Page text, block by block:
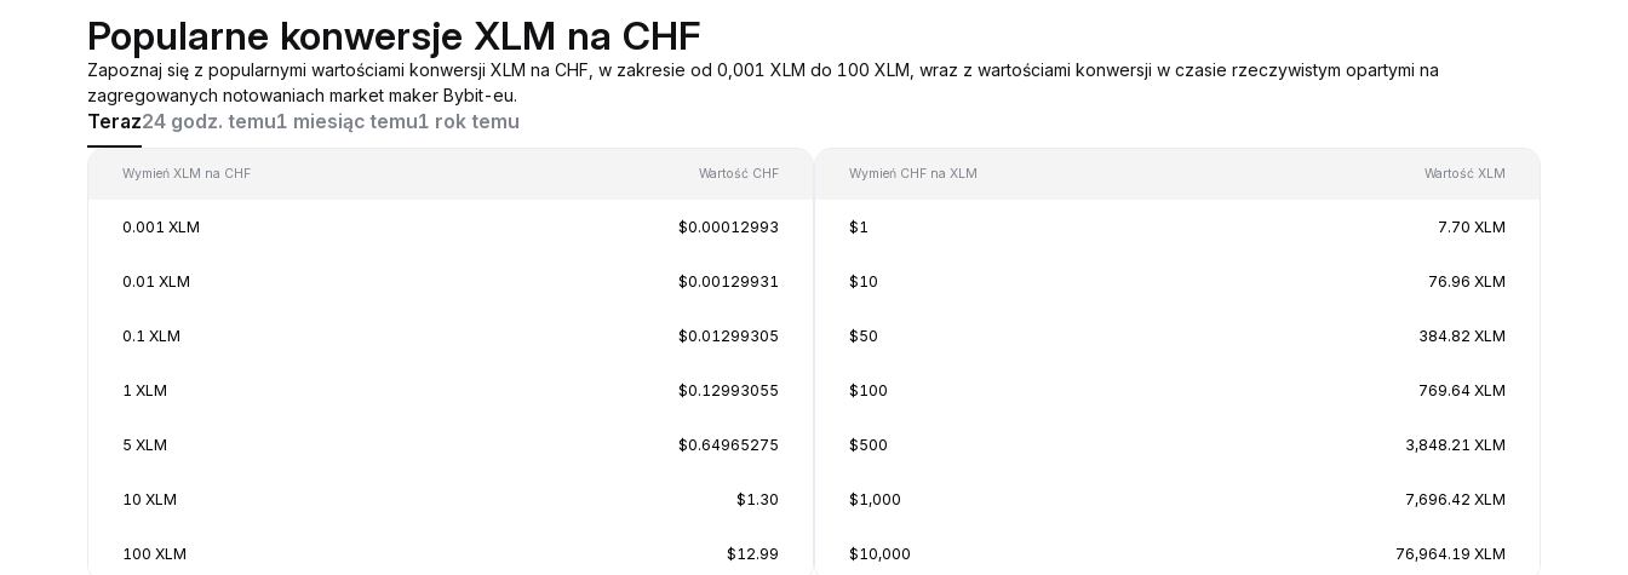
Popularne konwersje XLM na CHF
Zapoznaj się z popularnymi wartościami konwersji XLM na CHF, w zakresie od 0,001 XLM do 100 XLM, wraz z wartościami konwersji w czasie rzeczywistym opartymi na
zagregowanych notowaniach market maker Bybit-eu.
Teraz24 godz. temu1 miesiąc temu1 rok temu
Wymień XLM na CHF Wartość CHF
0.001 XLM $0.00012993
0.01 XLM $0.00129931
0.1 XLM $0.01299305
1 XLM $0.12993055
5 XLM $0.64965275
10 XLM $1.30
100 XLM $12.99
Wymień CHF na XLM Wartość XLM
$1 7.70 XLM
$10 76.96 XLM
$50 384.82 XLM
$100 769.64 XLM
$500 3,848.21 XLM
$1,000 7,696.42 XLM
$10,000 76,964.19 XLM